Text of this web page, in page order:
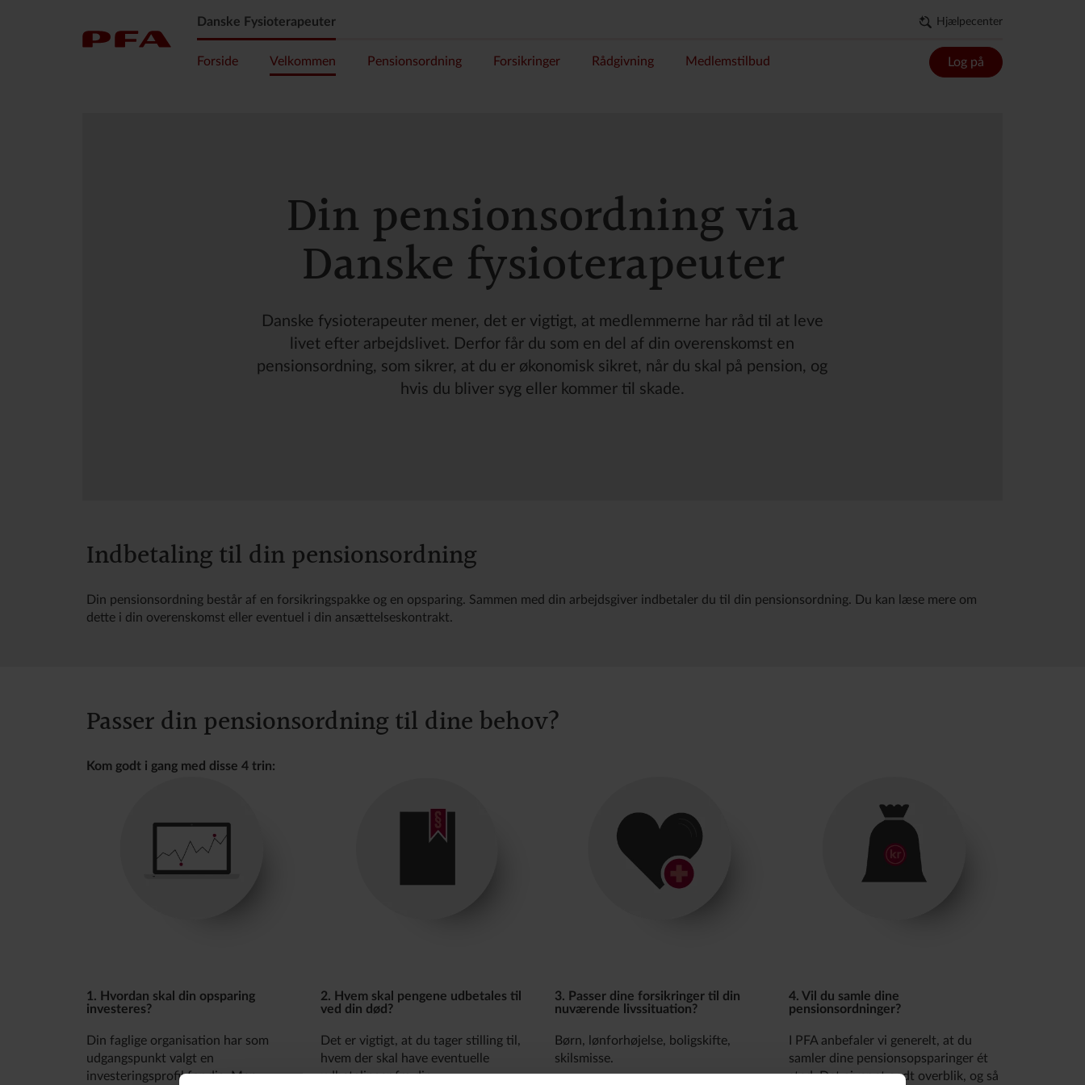
Danske Fysioterapeuter Hjælpecenter
Forside Velkommen Pensionsordning Forsikringer Rådgivning Medlemstilbud Log på
Din pensionsordning via
Danske fysioterapeuter
Danske fysioterapeuter mener, det er vigtigt, at medlemmerne har råd til at leve
livet efter arbejdslivet. Derfor får du som en del af din overenskomst en
pensionsordning, som sikrer, at du er økonomisk sikret, når du skal på pension, og
hvis du bliver syg eller kommer til skade.
Indbetaling til din pensionsordning
Din pensionsordning består af en forsikringspakke og en opsparing. Sammen med din arbejdsgiver indbetaler du til din pensionsordning. Du kan læse mere om
dette i din overenskomst eller eventuel i din ansættelseskontrakt.
Passer din pensionsordning til dine behov?
Kom godt i gang med disse 4 trin:
1. Hvordan skal din opsparing
investeres?
Din faglige organisation har som
udgangspunkt valgt en
investeringsprofil for dig. Men
2. Hvem skal pengene udbetales til
ved din død?
Det er vigtigt, at du tager stilling til,
hvem der skal have eventuelle
udbetalinger fra din
3. Passer dine forsikringer til din
nuværende livssituation?
Børn, lønforhøjelse, boligskifte,
skilsmisse.
4. Vil du samle dine
pensionsordninger?
I PFA anbefaler vi generelt, at du
samler dine pensionsopsparinger ét
sted. Det giver et godt overblik, og så